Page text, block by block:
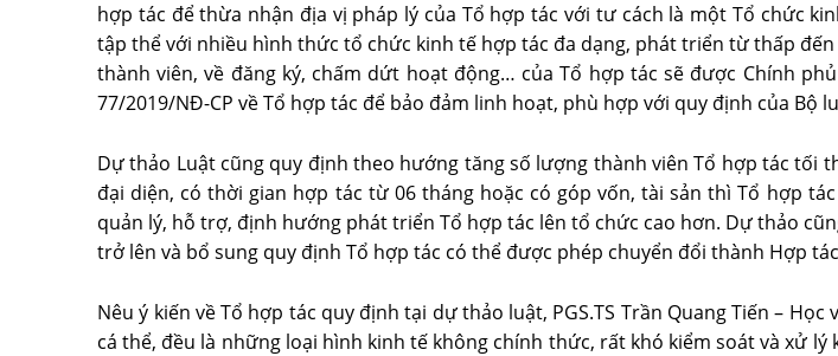
hợp tác để thừa nhận địa vị pháp lý của Tổ hợp tác với tư cách là một Tổ chức
tập thể với nhiều hình thức tổ chức kinh tế hợp tác đa dạng, phát triển từ thấp
thành viên, về đăng ký, chấm dứt hoạt động… của Tổ hợp tác sẽ được Chính
77/2019/NĐ-CP về Tổ hợp tác để bảo đảm linh hoạt, phù hợp với quy định của Bộ
Dự thảo Luật cũng quy định theo hướng tăng số lượng thành viên Tổ hợp tác tối
đại diện, có thời gian hợp tác từ 06 tháng hoặc có góp vốn, tài sản thì Tổ hợp
quản lý, hỗ trợ, định hướng phát triển Tổ hợp tác lên tổ chức cao hơn. Dự thảo
trở lên và bổ sung quy định Tổ hợp tác có thể được phép chuyển đổi thành Hợp
Nêu ý kiến về Tổ hợp tác quy định tại dự thảo luật, PGS.TS Trần Quang Tiến –
cá thể, đều là những loại hình kinh tế không chính thức, rất khó kiểm soát và xử